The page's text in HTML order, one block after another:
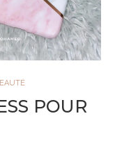
POUR